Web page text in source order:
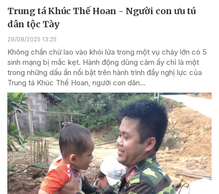
Trung tá Khúc Thế Hoan - Người con ưu tú
dân tộc Tày
29/08/2025 13:25
Không chần chừ lao vào khói lửa trong một vụ cháy lớn có 5
sinh mạng bị mắc kẹt. Hành động dũng cảm ấy chỉ là một
trong những dấu ấn nổi bật trên hành trình đầy nghị lực của
Trung tá Khúc Thế Hoan, người con dân...